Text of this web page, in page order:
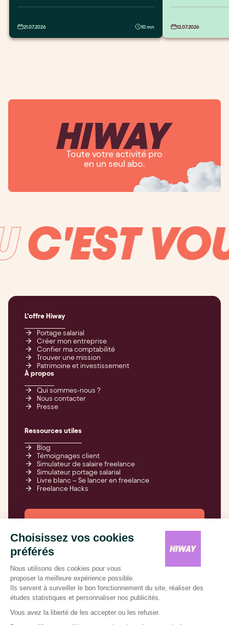
21.07.2026 10 mn 12.07.2026
Toute votre activité pro
en un seul abo.
L’offre Hiway
Portage salarial
Créer mon entreprise
Confier ma comptabilité
Trouver une mission
Patrimoine et investissement
À propos
Qui sommes-nous ?
Nous contacter
Presse
Ressources utiles
Blog
Témoignages client
Simulateur de salaire freelance
Simulateur portage salarial
Livre blanc – Se lancer en freelance
Freelance Hacks
Freelancez-vous,
on s’occupe de tout